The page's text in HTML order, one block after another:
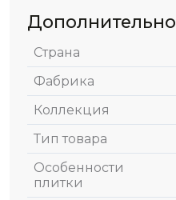
Дополнительно
Страна
Фабрика
Коллекция
Тип товара
Особенности
плитки